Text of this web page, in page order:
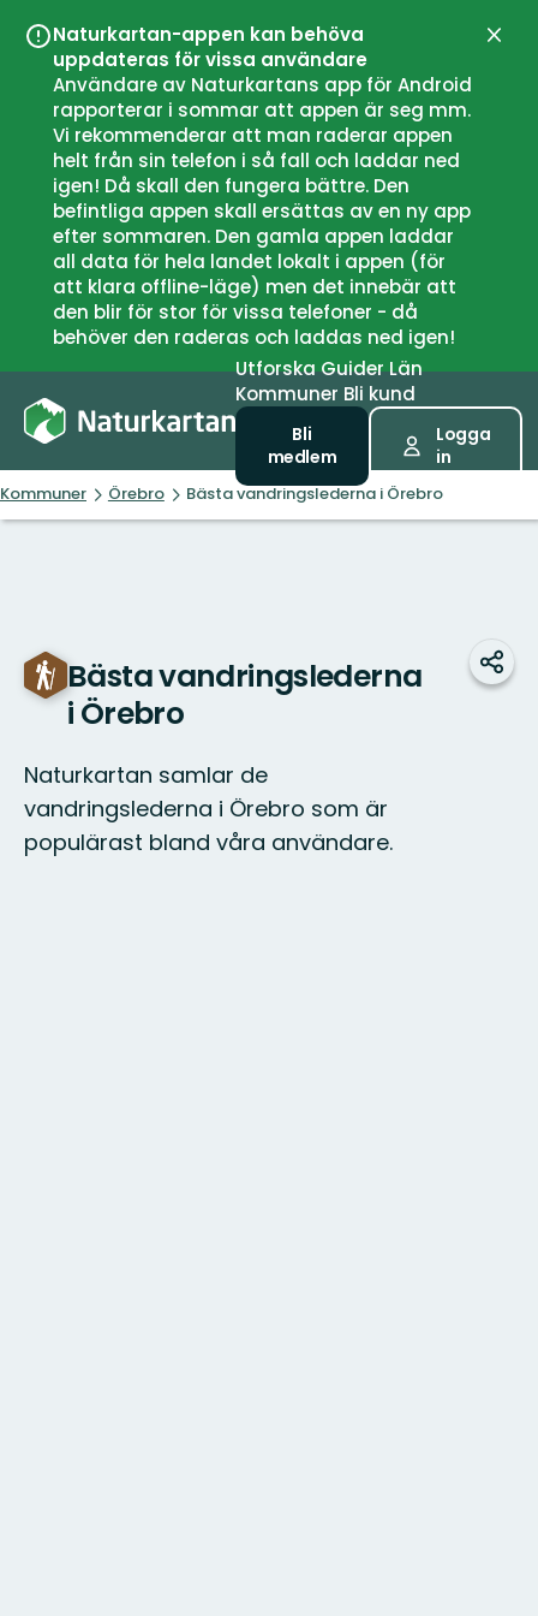
Naturkartan-appen kan behöva
uppdateras för vissa användare
Användare av Naturkartans app för Android
rapporterar i sommar att appen är seg mm.
Vi rekommenderar att man raderar appen
helt från sin telefon i så fall och laddar ned
igen! Då skall den fungera bättre. Den
befintliga appen skall ersättas av en ny app
efter sommaren. Den gamla appen laddar
all data för hela landet lokalt i appen (för
att klara offline-läge) men det innebär att
den blir för stor för vissa telefoner - då
behöver den raderas och laddas ned igen!
UtforskaGuiderLän
Kommuner Bli kund
Bli
medlem
Logga
in
Kommuner Örebro Bästa vandringslederna i Örebro
Bästa vandringslederna
i Örebro
Naturkartan samlar de
vandringslederna i Örebro som är
populärast bland våra användare.
Dela